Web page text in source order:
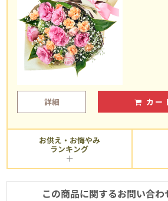
詳細 カー
お供え・お悔やみ
ランキング
この商品に関するお問い合わ